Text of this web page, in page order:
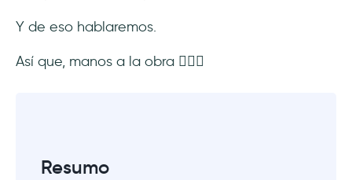
12- Frecuencia de uso
13- Duración media de la sesión
16- Volumen de Tickets de Soporte
Y de eso hablaremos.
Así que, manos a la obra 🤸🏻‍♀️
Resumo